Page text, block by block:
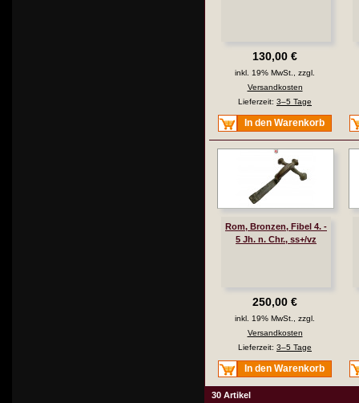
130,00 €
inkl. 19% MwSt., zzgl.
Versandkosten
Lieferzeit: 3–5 Tage
In den Warenkorb
Rom, Bronzen, Fibel 4. -
5 Jh. n. Chr., ss+/vz
250,00 €
inkl. 19% MwSt., zzgl.
Versandkosten
Lieferzeit: 3–5 Tage
In den Warenkorb
30 Artikel